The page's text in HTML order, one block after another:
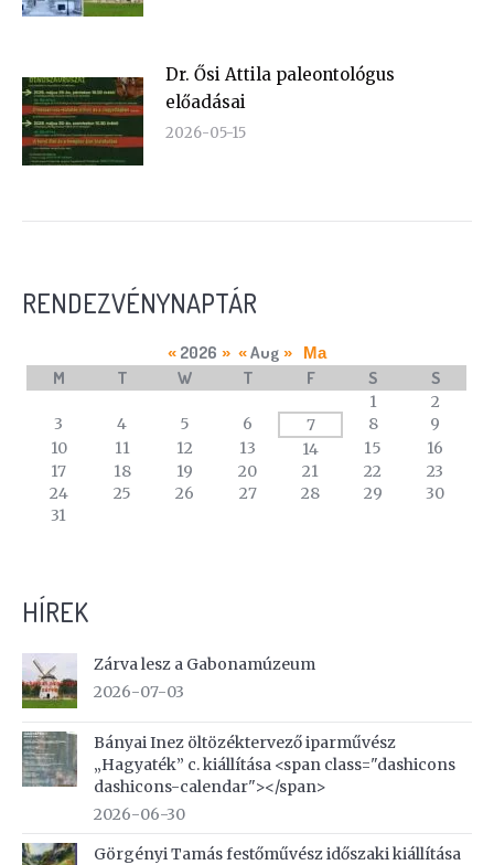
Dr. Ősi Attila paleontológus
előadásai
2026-05-15
RENDEZVÉNYNAPTÁR
calendar
events
« 2026 » « Aug » Ma
M T W T F S S
1
2
3
4 5 6 7 8
9
10
11 12 13 14 15
16
17
18 19 20 21 22
23
24
25 26 27 28 29
30
31
HÍREK
Zárva lesz a Gabonamúzeum
2026-07-03
Bányai Inez öltözéktervező iparművész
„Hagyaték” c. kiállítása <span class="dashicons
dashicons-calendar"></span>
2026-06-30
Görgényi Tamás festőművész időszaki kiállítása